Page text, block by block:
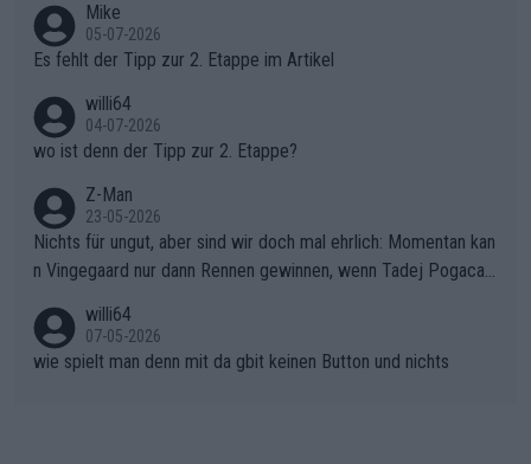
en.Teurer Sekundenpoker: Die Quittung sind nun 15 Sekunden
Rückstand im Gesamtklassement – ein Polster, das Niewiado
gibt. Diese Etappe wird sicher als der psychologische Wendep
unkt dieser Tour in die Geschichte eingehen. Wenn man bei so
einem harten Aufstieg einmal den Moment verpasst und der K
onkurrentin die "zweite Luft" schenkt, ist der Schaden am Ber
g kaum noch zu reparieren.Vor uns liegt nun das große Finale R
ichtung Nizza. Niewiadoma hat psychologisch Oberwasser, ab
er SD Worx und Vollering müssen jetzt All-In gehen. (gregman
n)
r die gehört nicht in dieses Medium!
Mike
05-07-2026
Es fehlt der Tipp zur 2. Etappe im Artikel
willi64
04-07-2026
wo ist denn der Tipp zur 2. Etappe?
Z-Man
23-05-2026
Nichts für ungut, aber sind wir doch mal ehrlich: Momentan kan
n Vingegaard nur dann Rennen gewinnen, wenn Tadej Pogacar
willi64
07-05-2026
wie spielt man denn mit da gbit keinen Button und nichts